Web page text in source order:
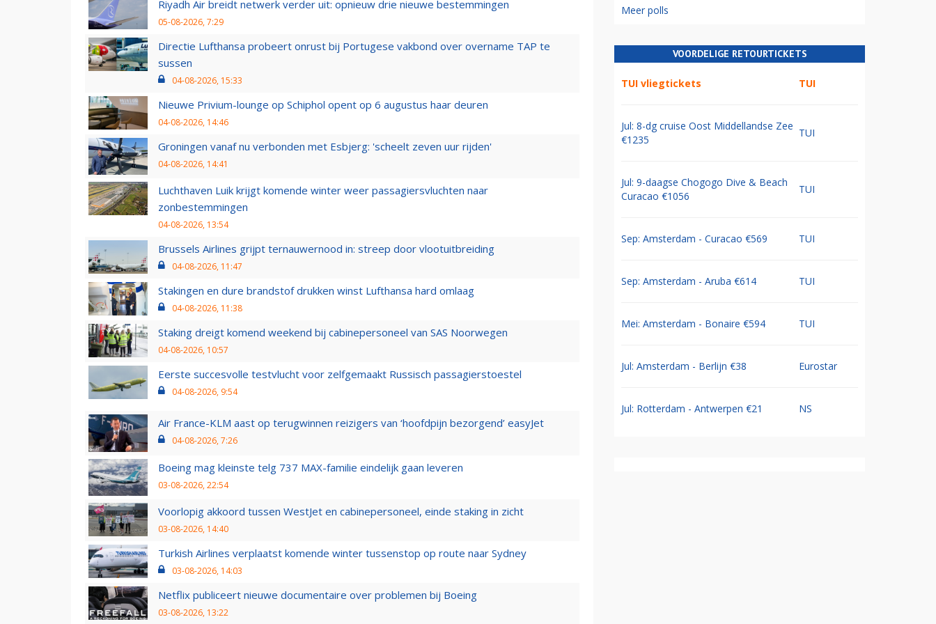
Riyadh Air breidt netwerk verder uit: opnieuw drie nieuwe bestemmingen
05-08-2026, 7:29
Directie Lufthansa probeert onrust bij Portugese vakbond over overname TAP te
sussen
04-08-2026, 15:33
Nieuwe Privium-lounge op Schiphol opent op 6 augustus haar deuren
04-08-2026, 14:46
Groningen vanaf nu verbonden met Esbjerg: 'scheelt zeven uur rijden'
04-08-2026, 14:41
Luchthaven Luik krijgt komende winter weer passagiersvluchten naar
zonbestemmingen
04-08-2026, 13:54
Brussels Airlines grijpt ternauwernood in: streep door vlootuitbreiding
04-08-2026, 11:47
Stakingen en dure brandstof drukken winst Lufthansa hard omlaag
04-08-2026, 11:38
Staking dreigt komend weekend bij cabinepersoneel van SAS Noorwegen
04-08-2026, 10:57
Eerste succesvolle testvlucht voor zelfgemaakt Russisch passagierstoestel
04-08-2026, 9:54
Air France-KLM aast op terugwinnen reizigers van ‘hoofdpijn bezorgend’ easyJet
04-08-2026, 7:26
Boeing mag kleinste telg 737 MAX-familie eindelijk gaan leveren
03-08-2026, 22:54
Voorlopig akkoord tussen WestJet en cabinepersoneel, einde staking in zicht
03-08-2026, 14:40
Turkish Airlines verplaatst komende winter tussenstop op route naar Sydney
03-08-2026, 14:03
Netflix publiceert nieuwe documentaire over problemen bij Boeing
03-08-2026, 13:22
Meer polls
VOORDELIGE RETOURTICKETS
TUI vliegtickets TUI
Jul: 8-dg cruise Oost Middellandse Zee
€1235
TUI
Jul: 9-daagse Chogogo Dive & Beach
Curacao €1056
TUI
Sep: Amsterdam - Curacao €569 TUI
Sep: Amsterdam - Aruba €614 TUI
Mei: Amsterdam - Bonaire €594 TUI
Jul: Amsterdam - Berlijn €38 Eurostar
Jul: Rotterdam - Antwerpen €21 NS